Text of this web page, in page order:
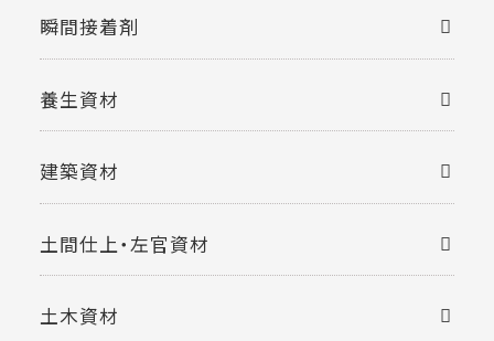
瞬間接着剤
養生資材
建築資材
土間仕上・左官資材
土木資材